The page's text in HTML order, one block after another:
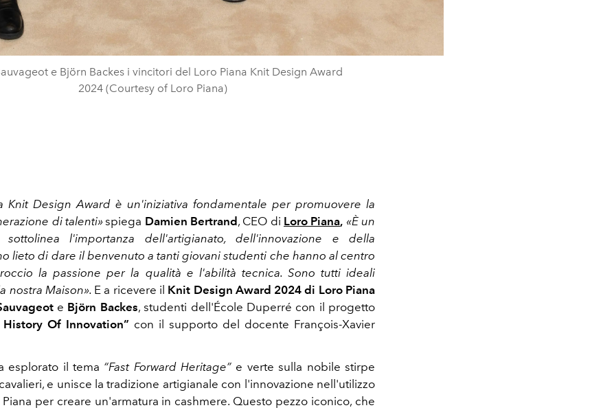
e Björn Backes i vincitori del Loro Piana Knit Design Award
2024 (Courtesy of Loro Piana)
Knit Design Award è un'iniziativa fondamentale per promuovere la
di talenti»spiega Damien Bertrand, CEO di Loro Piana, «È un
l'importanza dell'artigianato, dell'innovazione e della
lieto di dare il benvenuto a tanti giovani studenti che hanno al centro
la passione per la qualità e l'abilità tecnica. Sono tutti ideali
nostra Maison». E a ricevere il Knit Design Award 2024 di Loro Piana
e Björn Backes,studenti dell'École Duperré con il progetto
History Of Innovation” con il supporto del docente François-Xavier
esplorato il tema “Fast Forward Heritage” e verte sulla nobile stirpe
, e unisce la tradizione artigianale con l'innovazione nell'utilizzo
per creare un'armatura in cashmere. Questo pezzo iconico, che